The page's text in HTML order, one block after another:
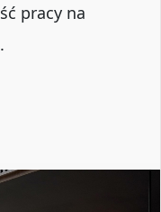
pracy na